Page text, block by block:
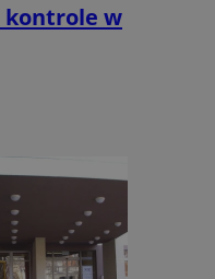
kontrole w